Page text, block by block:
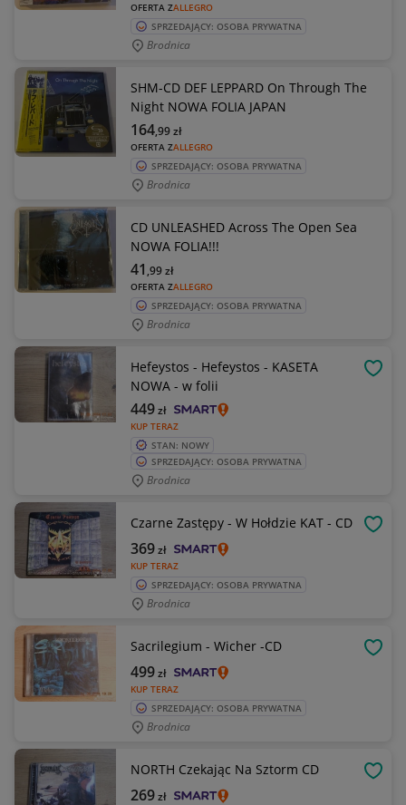
OFERTA ZALLEGRO
SPRZEDAJĄCY: OSOBA PRYWATNA
Brodnica
SHM-CD DEF LEPPARD On Through The
Night NOWA FOLIA JAPAN
OFERTA ZALLEGRO
164,99zł
SPRZEDAJĄCY: OSOBA PRYWATNA
Brodnica
CD UNLEASHED Across The Open Sea
NOWA FOLIA!!!
OFERTA ZALLEGRO
41 ,99zł
SPRZEDAJĄCY: OSOBA PRYWATNA
Brodnica
Hefeystos - Hefeystos - KASETA
NOWA - w folii
KUP TERAZ
449zł
STAN: NOWY
SPRZEDAJĄCY: OSOBA PRYWATNA
Brodnica
Czarne Zastępy - W Hołdzie KAT - CD
KUP TERAZ
369zł
SPRZEDAJĄCY: OSOBA PRYWATNA
Brodnica
Sacrilegium - Wicher -CD
KUP TERAZ
499zł
SPRZEDAJĄCY: OSOBA PRYWATNA
Brodnica
NORTH Czekając Na Sztorm CD
269zł